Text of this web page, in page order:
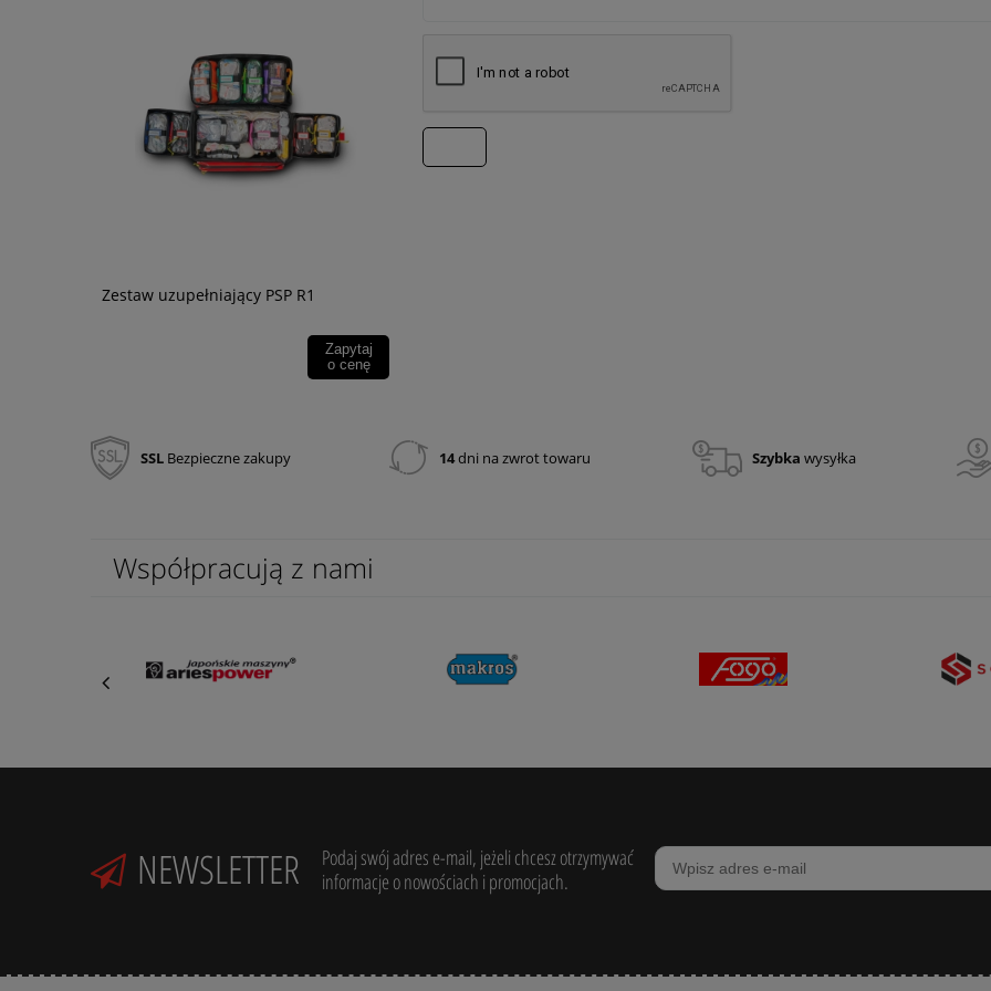
Zestaw uzupełniający PSP R1
Zapytaj
o cenę
SSL Bezpieczne zakupy 14dni na zwrot towaru Szybka wysyłka
Współpracują z nami
NEWSLETTER
Podaj swój adres e-mail, jeżeli chcesz otrzymywać
informacje o nowościach i promocjach.